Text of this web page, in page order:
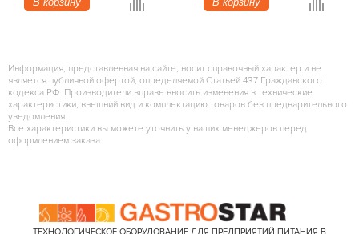
Информация, представленная на сайте, носит справочный характер и не
является публичной офертой, определяемой Статьей 437 Гражданского
кодекса РФ. Производители вправе вносить изменения в технические
характеристики, внешний вид и комплектацию товаров без предварительного
уведомления.
Все характеристики вы можете уточнить у наших менеджеров перед
оформлением заказа.